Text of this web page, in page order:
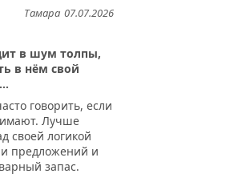
07.07.2026
Тамара
в шум толпы,
в нём свой
говорить, если
Лучше
своей логикой
предложений и
запас.